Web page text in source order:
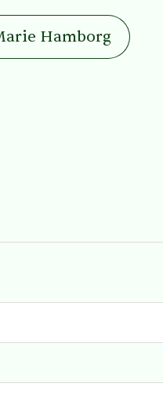
Hamborg